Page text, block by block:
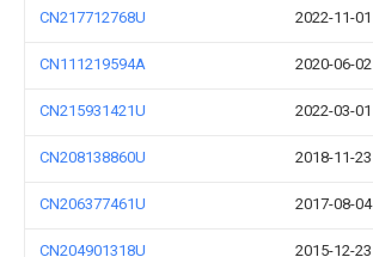
CN217712768U 2022-11-01
CN111219594A 2020-06-02
CN215931421U 2022-03-01
CN208138860U 2018-11-23
CN206377461U 2017-08-04
CN204901318U 2015-12-23